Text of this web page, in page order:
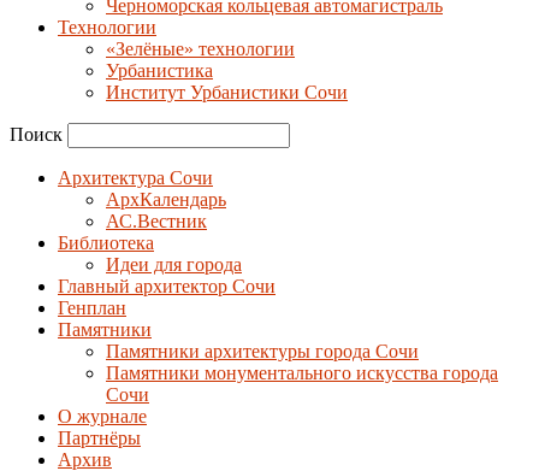
Черноморская кольцевая автомагистраль
Технологии
«Зелёные» технологии
Урбанистика
Институт Урбанистики Сочи
Поиск
Архитектура Сочи
АрхКалендарь
АС.Вестник
Библиотека
Идеи для города
Главный архитектор Сочи
Генплан
Памятники
Памятники архитектуры города Сочи
Памятники монументального искусства города
Сочи
О журнале
Партнёры
Архив